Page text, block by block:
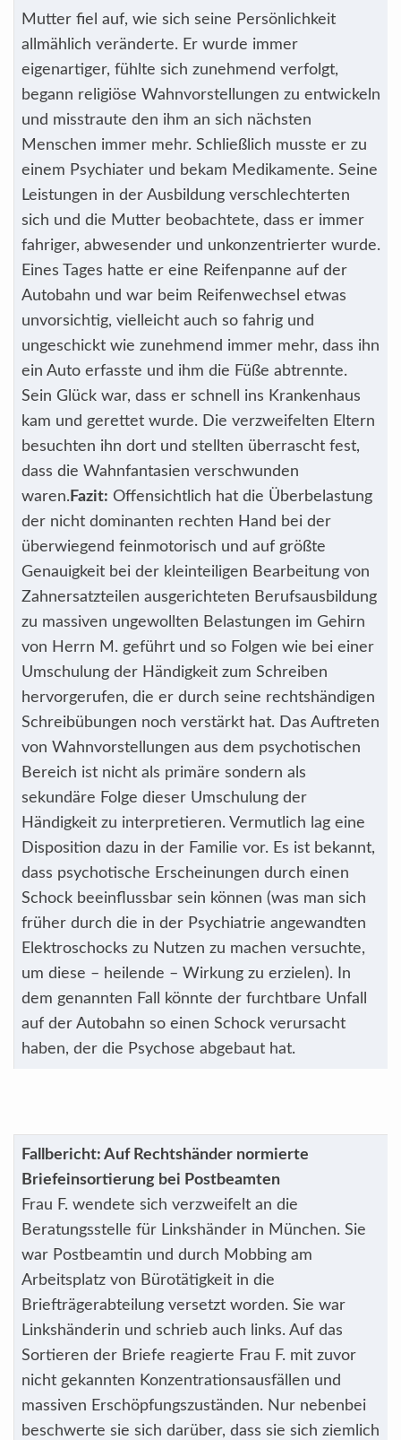
Mutter fiel auf, wie sich seine Persönlichkeit
allmählich veränderte. Er wurde immer
eigenartiger, fühlte sich zunehmend verfolgt,
begann religiöse Wahnvorstellungen zu entwickeln
und misstraute den ihm an sich nächsten
Menschen immer mehr. Schließlich musste er zu
einem Psychiater und bekam Medikamente. Seine
Leistungen in der Ausbildung verschlechterten
sich und die Mutter beobachtete, dass er immer
fahriger, abwesender und unkonzentrierter wurde.
Eines Tages hatte er eine Reifenpanne auf der
Autobahn und war beim Reifenwechsel etwas
unvorsichtig, vielleicht auch so fahrig und
ungeschickt wie zunehmend immer mehr, dass ihn
ein Auto erfasste und ihm die Füße abtrennte.
Sein Glück war, dass er schnell ins Krankenhaus
kam und gerettet wurde. Die verzweifelten Eltern
besuchten ihn dort und stellten überrascht fest,
dass die Wahnfantasien verschwunden
waren. Fazit: Offensichtlich hat die Überbelastung
der nicht dominanten rechten Hand bei der
überwiegend feinmotorisch und auf größte
Genauigkeit bei der kleinteiligen Bearbeitung von
Zahnersatzteilen ausgerichteten Berufsausbildung
zu massiven ungewollten Belastungen im Gehirn
von Herrn M. geführt und so Folgen wie bei einer
Umschulung der Händigkeit zum Schreiben
hervorgerufen, die er durch seine rechtshändigen
Schreibübungen noch verstärkt hat. Das Auftreten
von Wahnvorstellungen aus dem psychotischen
Bereich ist nicht als primäre sondern als
sekundäre Folge dieser Umschulung der
Händigkeit zu interpretieren. Vermutlich lag eine
Disposition dazu in der Familie vor. Es ist bekannt,
dass psychotische Erscheinungen durch einen
Schock beeinflussbar sein können (was man sich
früher durch die in der Psychiatrie angewandten
Elektroschocks zu Nutzen zu machen versuchte,
um diese – heilende – Wirkung zu erzielen). In
dem genannten Fall könnte der furchtbare Unfall
auf der Autobahn so einen Schock verursacht
haben, der die Psychose abgebaut hat.
Fallbericht: Auf Rechtshänder normierte
Briefeinsortierung bei Postbeamten
Frau F. wendete sich verzweifelt an die
Beratungsstelle für Linkshänder in München. Sie
war Postbeamtin und durch Mobbing am
Arbeitsplatz von Bürotätigkeit in die
Briefträgerabteilung versetzt worden. Sie war
Linkshänderin und schrieb auch links. Auf das
Sortieren der Briefe reagierte Frau F. mit zuvor
nicht gekannten Konzentrationsausfällen und
massiven Erschöpfungszuständen. Nur nebenbei
beschwerte sie sich darüber, dass sie sich ziemlich